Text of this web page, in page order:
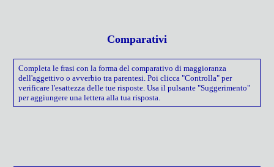
Comparativi
Completa le frasi con la forma del comparativo di maggioranza
dell'aggettivo o avverbio tra parentesi. Poi clicca "Controlla" per
verificare l'esattezza delle tue risposte. Usa il pulsante "Suggerimento"
per aggiungere una lettera alla tua risposta.